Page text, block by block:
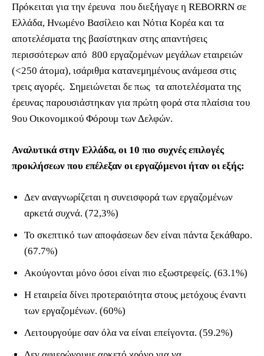
Πρόκειται για την έρευνα που διεξήγαγε η REBORRN σε
Ελλάδα, Ηνωμένο Βασίλειο και Νότια Κορέα και τα
αποτελέσματα της βασίστηκαν στης απαντήσεις
περισσότερων από 800 εργαζομένων μεγάλων εταιρειών
(<250 άτομα), ισάριθμα κατανεμημένους ανάμεσα στις
τρεις αγορές. Σημειώνεται δε πως τα αποτελέσματα της
έρευνας παρουσιάστηκαν για πρώτη φορά στα πλαίσια του
9ου Οικονομικού Φόρουμ των Δελφών.
Αναλυτικά στην Ελλάδα, οι 10 πιο συχνές επιλογές
προκλήσεων που επέλεξαν οι εργαζόμενοι ήταν οι εξής:
Δεν αναγνωρίζεται η συνεισφορά των εργαζομένων
αρκετά συχνά. (72,3%)
Το σκεπτικό των αποφάσεων δεν είναι πάντα ξεκάθαρο.
(67.7%)
Ακούγονται μόνο όσοι είναι πιο εξωστρεφείς. (63.1%)
Η εταιρεία δίνει προτεραιότητα στους μετόχους έναντι
των εργαζομένων. (60%)
Λειτουργούμε σαν όλα να είναι επείγοντα. (59.2%)